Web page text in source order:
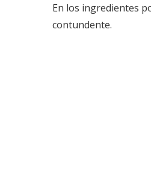
En los ingredientes
contundente.